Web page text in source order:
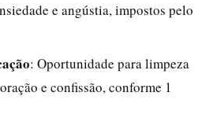
e angústia, impostos pelo
: Oportunidade para limpeza
e confissão, conforme 1